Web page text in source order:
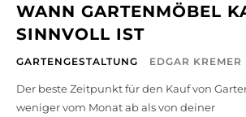
WANN GARTENMÖBEL
SINNVOLL IST
GARTENGESTALTUNG EDGAR KREMER
Der beste Zeitpunkt für den Kauf von
weniger vom Monat ab als von deiner